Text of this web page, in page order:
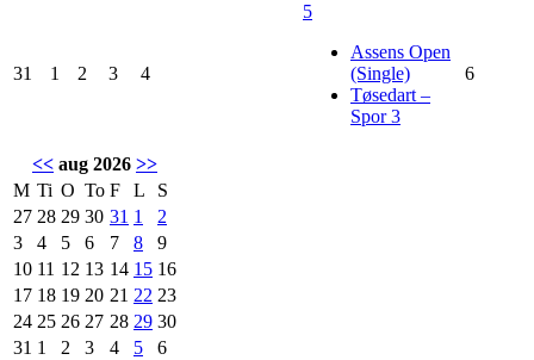
31 1 2 3 4
5
Assens Open
(Single)
Tøsedart –
Spor 3
6
<< aug 2026 >>
M Ti O To F L
S
27 28 29 30 31 1
2
3
4 5 6 7 8
9
10 11 12 13 14 15 16
17 18 19 20 21 22 23
24 25 26 27 28 29 30
31 1 2 3 4 5 6